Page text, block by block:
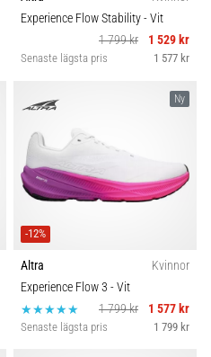
Experience Flow Stability- Vit
1 799 kr
1 529 kr
Senaste lägsta pris 1 577 kr
Ny
-12%
Altra
Kvinnor
Experience Flow 3 - Vit
1 799 kr
1 577 kr
Senaste lägsta pris 1 799 kr